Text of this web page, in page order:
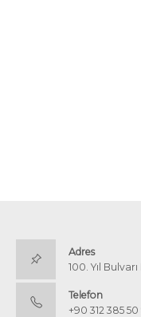
Adres
100. Yıl
Telefon
+90 312 385